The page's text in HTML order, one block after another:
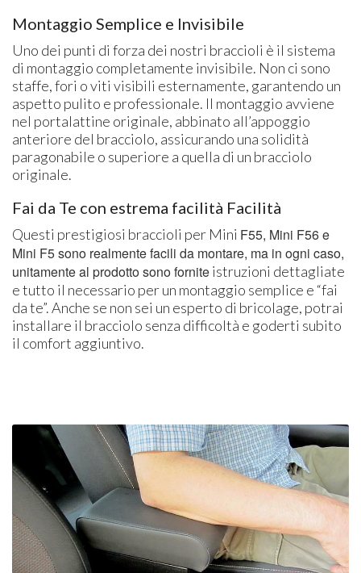
Montaggio Semplice e Invisibile
Uno dei punti di forza dei nostri braccioli è il sistema
di montaggio completamente invisibile. Non ci sono
staffe, fori o viti visibili esternamente, garantendo un
aspetto pulito e professionale. Il montaggio avviene
nel portalattine originale, abbinato all’appoggio
anteriore del bracciolo, assicurando una solidità
paragonabile o superiore a quella di un bracciolo
originale.
Fai da Te con estrema facilità Facilità
Questi prestigiosi braccioli per Mini F55, Mini F56 e
Mini F5 sono realmente facili da montare, ma in ogni caso,
unitamente al prodotto sono forniteistruzioni dettagliate
e tutto il necessario per un montaggio semplice e “fai
da te”. Anche se non sei un esperto di bricolage, potrai
installare il bracciolo senza difficoltà e goderti subito
il comfort aggiuntivo.